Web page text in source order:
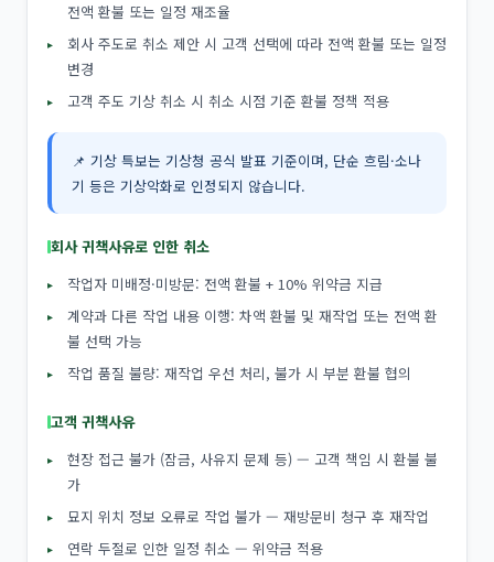
전액 환불 또는 일정 재조율
회사 주도로 취소 제안 시 고객 선택에 따라 전액 환불 또는 일정
변경
고객 주도 기상 취소 시 취소 시점 기준 환불 정책 적용
📌 기상 특보는 기상청 공식 발표 기준이며, 단순 흐림·소나
기 등은 기상악화로 인정되지 않습니다.
회사 귀책사유로 인한 취소
작업자 미배정·미방문: 전액 환불 + 10% 위약금 지급
계약과 다른 작업 내용 이행: 차액 환불 및 재작업 또는 전액 환
불 선택 가능
작업 품질 불량: 재작업 우선 처리, 불가 시 부분 환불 협의
고객 귀책사유
현장 접근 불가 (잠금, 사유지 문제 등) — 고객 책임 시 환불 불
가
묘지 위치 정보 오류로 작업 불가 — 재방문비 청구 후 재작업
연락 두절로 인한 일정 취소 — 위약금 적용